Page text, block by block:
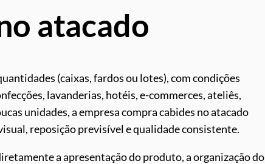
atacado
(caixas, fardos ou lotes), com condições
lavanderias, hotéis, e-commerces, ateliês,
unidades, a empresa compra cabides no atacado
reposição previsível e qualidade consistente.
a apresentação do produto, a organização do